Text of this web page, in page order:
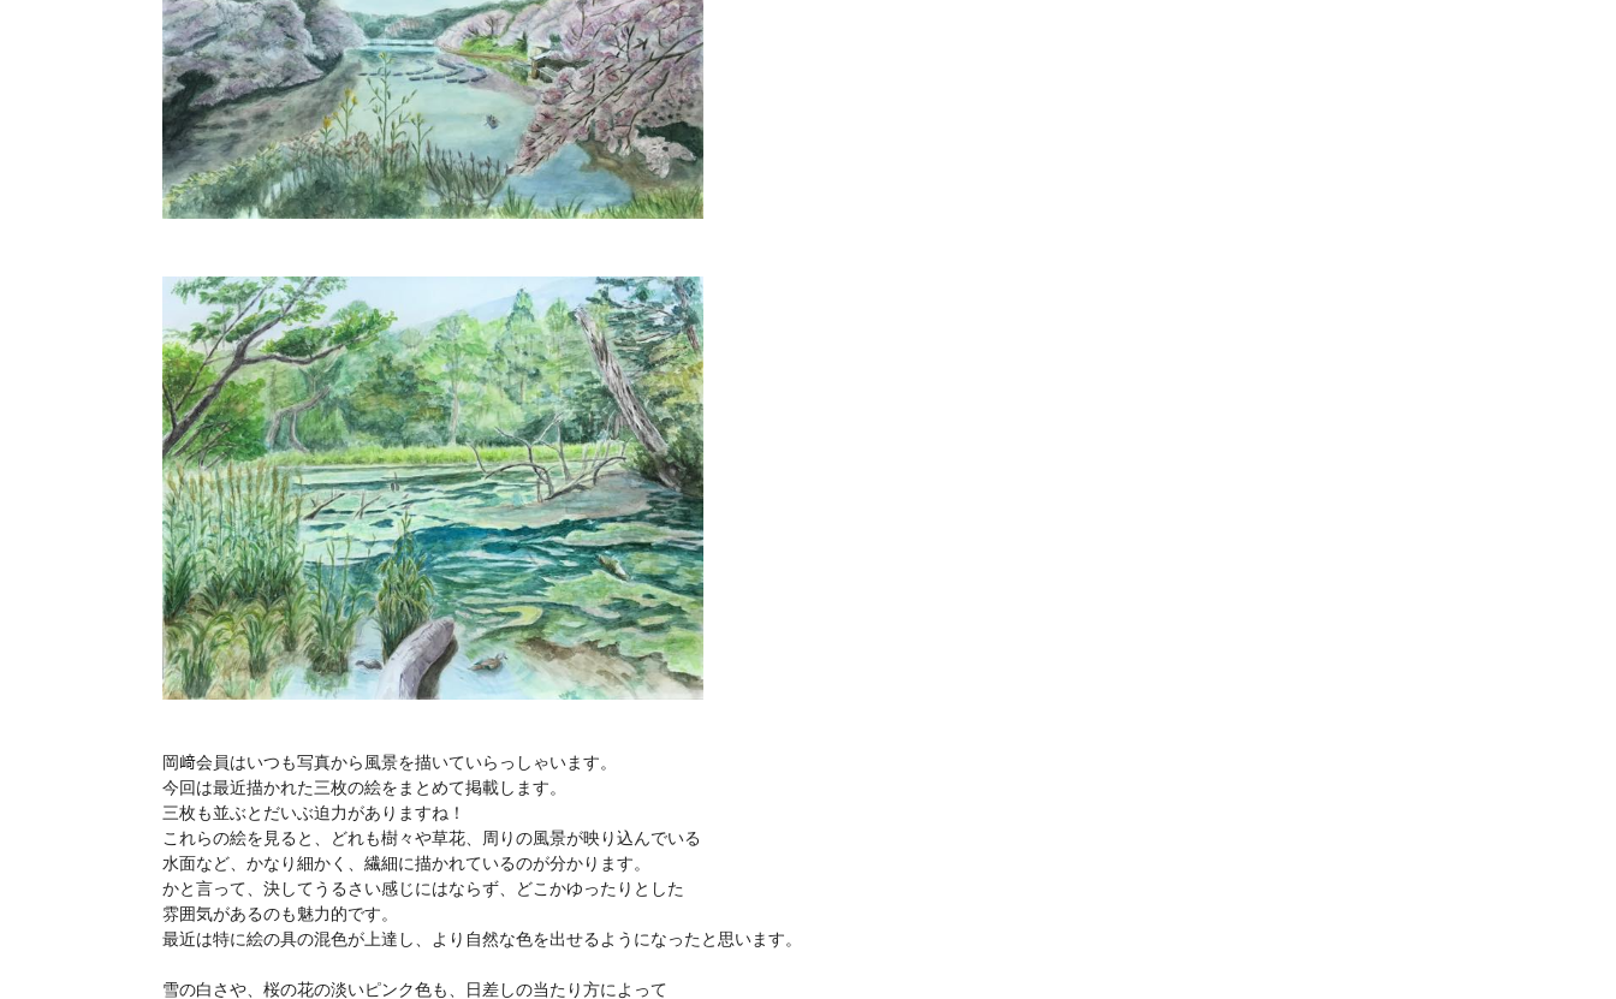
岡﨑会員はいつも写真から風景を描いていらっしゃいます。
今回は最近描かれた三枚の絵をまとめて掲載します。
三枚も並ぶとだいぶ迫力がありますね！
これらの絵を見ると、どれも樹々や草花、周りの風景が映り込んでいる
水面など、かなり細かく、繊細に描かれているのが分かります。
かと言って、決してうるさい感じにはならず、どこかゆったりとした
雰囲気があるのも魅力的です。
最近は特に絵の具の混色が上達し、より自然な色を出せるようになったと思います。
雪の白さや、桜の花の淡いピンク色も、日差しの当たり方によって